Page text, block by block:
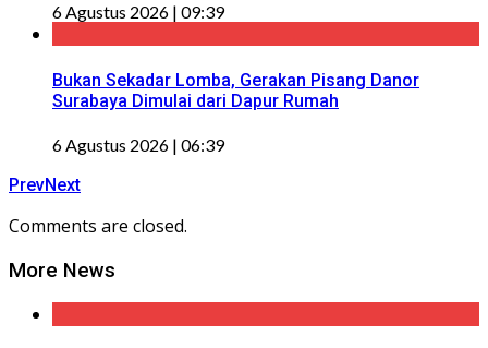
6 Agustus 2026 | 09:39
Bukan Sekadar Lomba, Gerakan Pisang Danor
Surabaya Dimulai dari Dapur Rumah
6 Agustus 2026 | 06:39
PrevNext
Comments are closed.
More News